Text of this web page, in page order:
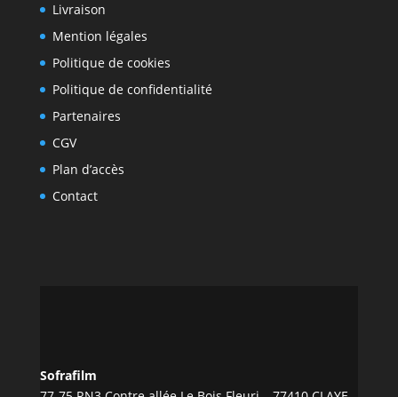
Livraison
Mention légales
Politique de cookies
Politique de confidentialité
Partenaires
CGV
Plan d’accès
Contact
Sofrafilm